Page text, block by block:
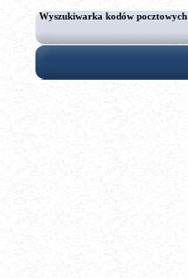
Wyszukiwarka kodów pocztowych